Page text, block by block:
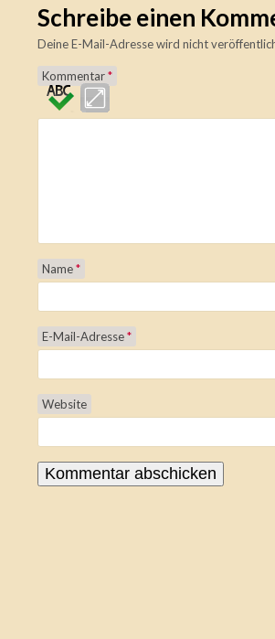
Schreibe einen
Deine E-Mail-Adresse wird nicht
Kommentar*
Name*
E-Mail-Adresse*
Website